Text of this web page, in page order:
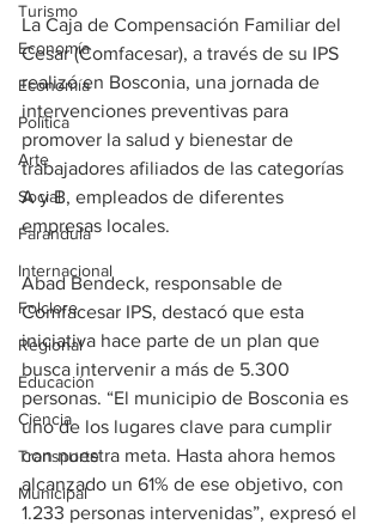
Turismo
Economía
Economía
Política
Arte
Social
Farandula
Internacional
Folclore
Regional
Educación
Ciencia
Transporte
Municipal
La Caja de Compensación Familiar del
Cesar (Comfacesar), a través de su IPS
realizó en Bosconia, una jornada de
intervenciones preventivas para
promover la salud y bienestar de
trabajadores afiliados de las categorías
A y B, empleados de diferentes
empresas locales.
Abad Bendeck, responsable de
Comfacesar IPS, destacó que esta
iniciativa hace parte de un plan que
busca intervenir a más de 5.300
personas. “El municipio de Bosconia es
uno de los lugares clave para cumplir
con nuestra meta. Hasta ahora hemos
alcanzado un 61% de ese objetivo, con
1.233 personas intervenidas”, expresó el